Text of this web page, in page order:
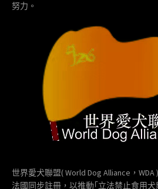
努力。
世界愛犬聯盟( World Dog Alliance，
法國同步註冊，以推動｢立法禁止食用